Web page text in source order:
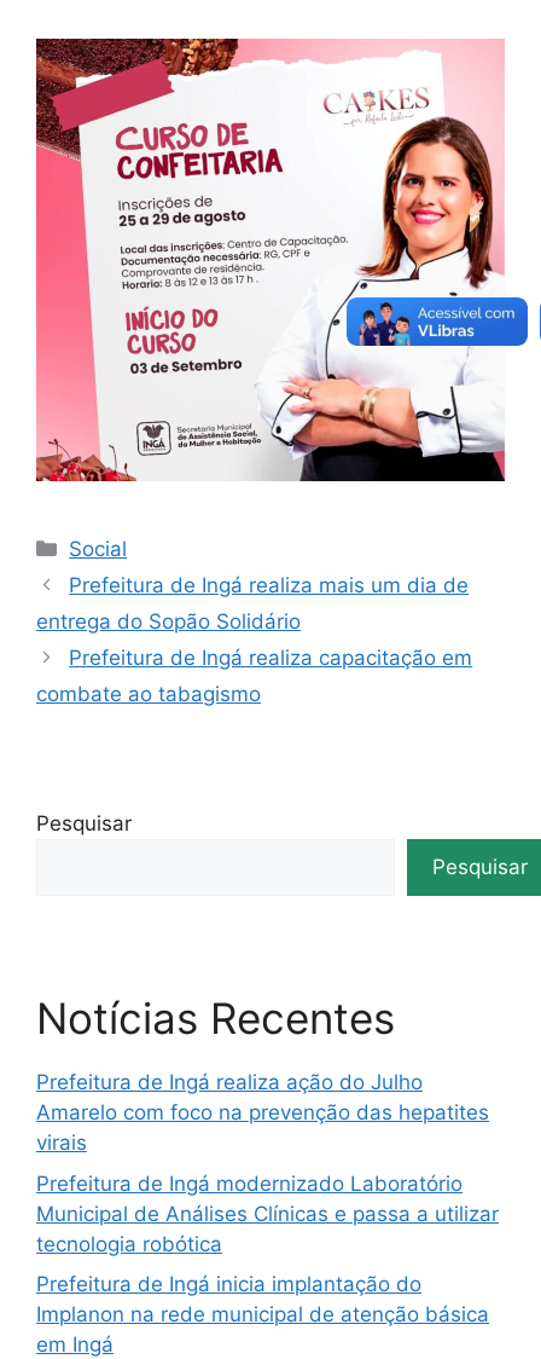
Social
Prefeitura de Ingá realiza mais um dia de
entrega do Sopão Solidário
Prefeitura de Ingá realiza capacitação em
combate ao tabagismo
Pesquisar
Pesquisar
Notícias Recentes
Prefeitura de Ingá realiza ação do Julho
Amarelo com foco na prevenção das hepatites
virais
Prefeitura de Ingá modernizado Laboratório
Municipal de Análises Clínicas e passa a utilizar
tecnologia robótica
Prefeitura de Ingá inicia implantação do
Implanon na rede municipal de atenção básica
em Ingá